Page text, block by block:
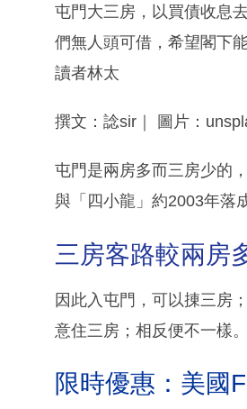
屯門大三房，以買債收息
們無人頭可借，希望閣下
讀者林太
撰文：諗sir｜ 圖片：
屯門是兩房多而三房少的
與「四小龍」約2003年落
三房客路較兩房
因此入屯門，可以㨂三房
意住三房；相反便不一樣。
限時優惠：美國